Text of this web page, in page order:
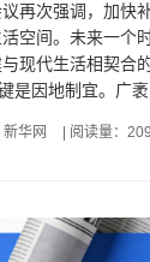
再次强调，加快
空间。未来一个
现代生活相契合
是因地制宜。广袤
华网 阅读量：